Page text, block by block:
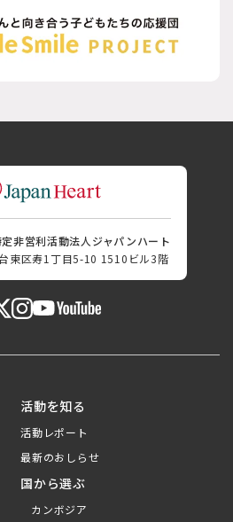
定非営利活動法人ジャパンハート
東区寿1丁目5-10 1510ビル3階
活動を知る
活動レポート
最新のおしらせ
国から選ぶ
カンボジア